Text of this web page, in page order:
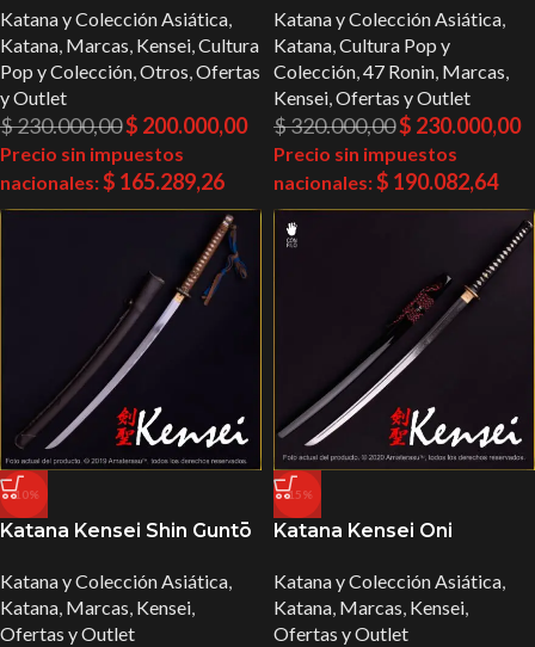
Katana y Colección Asiática,
Katana, Marcas, Kensei,Cultura
Pop y Colección,Otros,Ofertas
y Outlet
$230.000,00$ 200.000,00
Precio sin impuestos
nacionales:$ 165.289,26
Katana y Colección Asiática,
Katana,Cultura Pop y
Colección,47 Ronin, Marcas,
Kensei,Ofertas y Outlet
$320.000,00$ 230.000,00
Precio sin impuestos
nacionales:$ 190.082,64
-10%
Katana Kensei Shin Guntō
Katana y Colección Asiática,
Katana, Marcas, Kensei,
Ofertas y Outlet
-15%
Katana Kensei Oni
Katana y Colección Asiática,
Katana, Marcas, Kensei,
Ofertas y Outlet